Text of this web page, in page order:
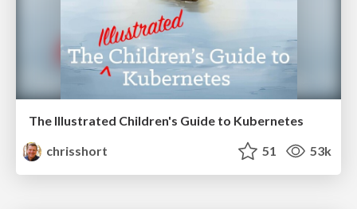
The Illustrated Children's Guide to Kubernetes
chrisshort
51 53k